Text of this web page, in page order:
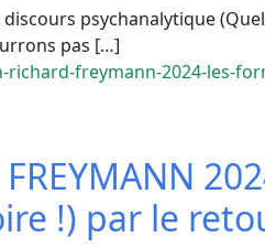
discours psychanalytique
pas […]
freymann-2024-les-
!) par le